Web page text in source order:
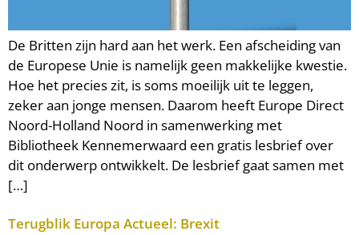
De Britten zijn hard aan het werk. Een afscheiding van
de Europese Unie is namelijk geen makkelijke kwestie.
Hoe het precies zit, is soms moeilijk uit te leggen,
zeker aan jonge mensen. Daarom heeft Europe Direct
Noord-Holland Noord in samenwerking met
Bibliotheek Kennemerwaard een gratis lesbrief over
dit onderwerp ontwikkelt. De lesbrief gaat samen met
[…]
Terugblik Europa Actueel: Brexit